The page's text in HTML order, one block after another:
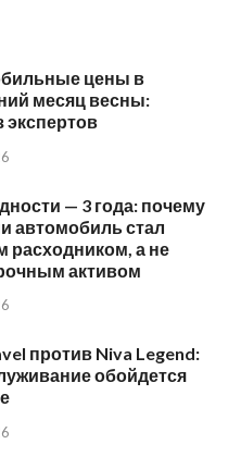
цены в
месяц весны:
экспертов
— 3 года: почему
автомобиль стал
расходником, а не
активом
против Niva Legend:
обойдется